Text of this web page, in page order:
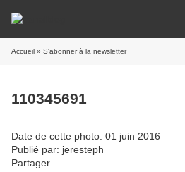
Accueil » S'abonner à la newsletter
110345691
Date de cette photo: 01 juin 2016
Publié par: jeresteph
Partager